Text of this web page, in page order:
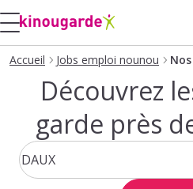
Accueil Jobs emploi nounou
Découvrez
garde près